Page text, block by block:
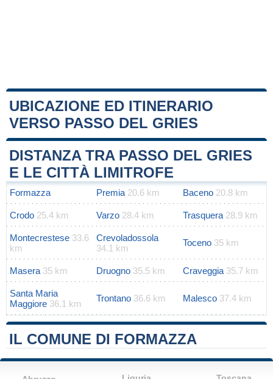
UBICAZIONE ED ITINERARIO
VERSO PASSO DEL GRIES
+
−
Leaflet|Map data ©OpenStreetMap
DISTANZA TRA PASSO DEL GRIES
E LE CITTÀ LIMITROFE
Formazza Premia 20.6 km Baceno 20.8 km
Crodo 25.4 km Varzo 28.4 km Trasquera 28.9 km
Montecrestese 33.6
km
Crevoladossola
34.1 km
Toceno 35 km
Masera 35 km Druogno 35.5 km Craveggia 35.7 km
Santa Maria
Maggiore 36.1 km
Trontano 36.6 km Malesco 37.4 km
IL COMUNE DI FORMAZZA